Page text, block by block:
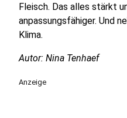
Fleisch. Das alles stärkt
anpassungsfähiger. Und
Klima.
Autor: Nina Tenhaef
Anzeige